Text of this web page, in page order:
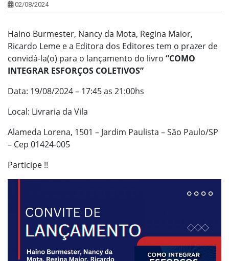
02/08/2024
Haino Burmester, Nancy da Mota, Regina Maior,
Ricardo Leme e a Editora dos Editores tem o prazer de
convidá-la(o) para o lançamento do livro “COMO
INTEGRAR ESFORÇOS COLETIVOS”
Data: 19/08/2024 – 17:45 as 21:00hs
Local: Livraria da Vila
Alameda Lorena, 1501 – Jardim Paulista – São Paulo/SP
– Cep 01424-005
Participe !!